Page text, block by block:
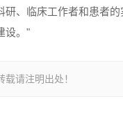
、临床工作者和患者
设。"
请注明出处！